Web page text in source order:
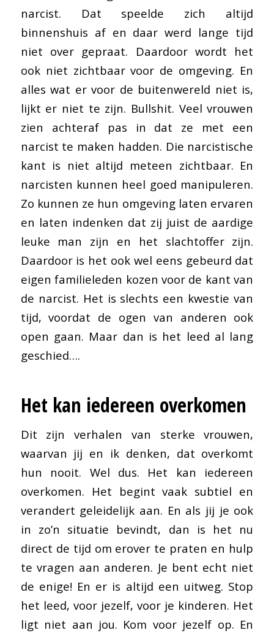
narcist. Dat speelde zich altijd
binnenshuis af en daar werd lange tijd
niet over gepraat. Daardoor wordt het
ook niet zichtbaar voor de omgeving. En
alles wat er voor de buitenwereld niet is,
lijkt er niet te zijn. Bullshit. Veel vrouwen
zien achteraf pas in dat ze met een
narcist te maken hadden. Die narcistische
kant is niet altijd meteen zichtbaar. En
narcisten kunnen heel goed manipuleren.
Zo kunnen ze hun omgeving laten ervaren
en laten indenken dat zij juist de aardige
leuke man zijn en het slachtoffer zijn.
Daardoor is het ook wel eens gebeurd dat
eigen familieleden kozen voor de kant van
de narcist. Het is slechts een kwestie van
tijd, voordat de ogen van anderen ook
open gaan. Maar dan is het leed al lang
geschied….
Het kan iedereen overkomen
Dit zijn verhalen van sterke vrouwen,
waarvan jij en ik denken, dat overkomt
hun nooit. Wel dus. Het kan iedereen
overkomen. Het begint vaak subtiel en
verandert geleidelijk aan. En als jij je ook
in zo’n situatie bevindt, dan is het nu
direct de tijd om erover te praten en hulp
te vragen aan anderen. Je bent echt niet
de enige! En er is altijd een uitweg. Stop
het leed, voor jezelf, voor je kinderen. Het
ligt niet aan jou. Kom voor jezelf op. En